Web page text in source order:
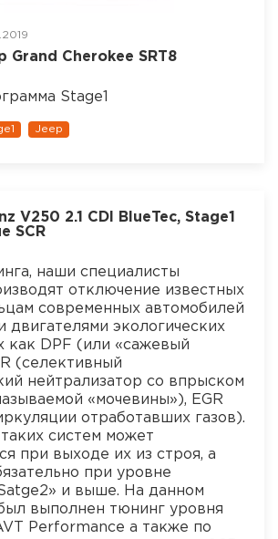
Grand Cherokee SRT8
Stage1
Jeep
V250 2.1 CDI BlueTec, Stage1
SCR
наши специалисты
отключение известных
современных автомобилей
двигателями экологических
как DPF (или «сажевый
(селективный
нейтрализатор со впрыском
«мочевины»), EGR
отработавших газов).
систем может
при выходе их из строя, а
при уровне
и выше. На данном
выполнен тюнинг уровня
Performance a также по